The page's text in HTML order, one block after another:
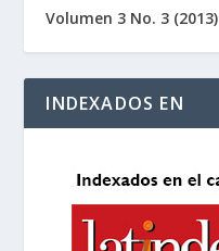
Volumen 3 No. 3 (2013)
INDEXADOS EN